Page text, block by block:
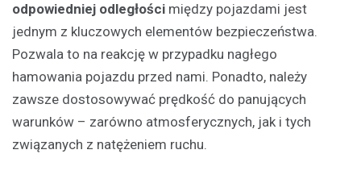
odpowiedniej odległości między pojazdami jest
jednym z kluczowych elementów bezpieczeństwa.
Pozwala to na reakcję w przypadku nagłego
hamowania pojazdu przed nami. Ponadto, należy
zawsze dostosowywać prędkość do panujących
warunków – zarówno atmosferycznych, jak i tych
związanych z natężeniem ruchu.